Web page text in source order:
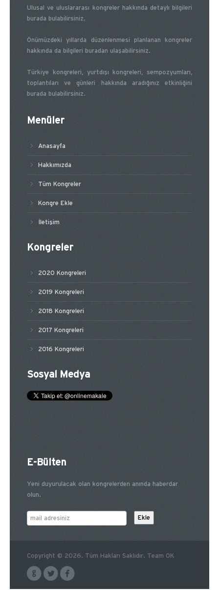
Ulusal ve uluslararası kongreler hakkında detaylı bilgileri
burada bulabilirsiniz.
Önümüzdeki yıllarda düzenlenmesi planlanan kongreler
hakkında da bilgileri buradan ulaşabilirsiniz.
Türkiye kongreleri, yurtdışı kongreleri, sempozyumları,
toplantıları ve günleri hakkında aradığınız etkinliğini
burada bulabilirsiniz.
Menüler
Anasayfa
Hakkımızda
Tüm Kongreler
Kongre Ekle
İletişim
Kongreler
2020 Kongreleri
2019 Kongreleri
2018 Kongreleri
2017 Kongreleri
2016 Kongreleri
Sosyal Medya
E-Bülten
Yeni duyurulacak olan kongrelerden anında haberdar
olun.
Copyright © 2026. Tüm Hakları Saklıdır. Team OK